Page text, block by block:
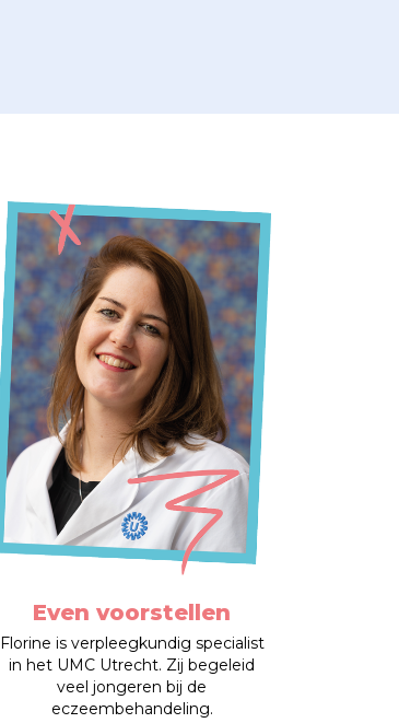
Even voorstellen
Florine is verpleegkundig specialist
in het UMC Utrecht. Zij begeleid
veel jongeren bij de
eczeembehandeling.